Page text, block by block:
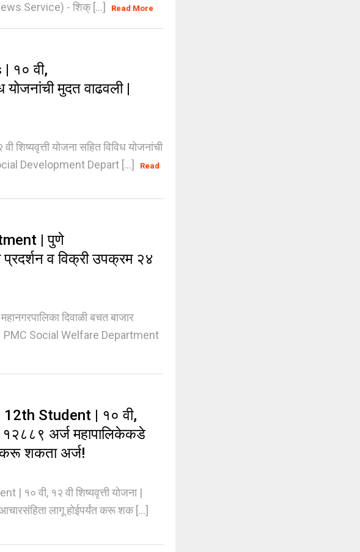
Service) - शिक् [...]
Read More
१० वी,
योजनांची मुदत वाढवली |
योजना सहित विविध योजनांची
Development Depart [...]
Read
| पुणे
प्रदर्शन व विक्री उपक्रम २४
दिवाळी बचत बाजार
PMC Social Welfare Department
Student | १० वी,
१२८८९ अर्ज महापालिकेकडे
करू शकता अर्ज!
१० वी, १२ वी शिष्यवृत्ती योजना |
लागू होईपर्यंत करू शक [...]